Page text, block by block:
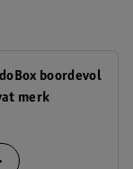
boordevol
merk